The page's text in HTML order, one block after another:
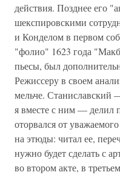
действия. Позднее его
шекспировскими
и Конделом в первом
"фолио" 1623 года
пьесы, был
Режиссеру в своем
мельче. Станиславский
я вместе с ним — делил
оторвался от
на этюды: читал ее,
нужно будет сделать с
во втором акте, в